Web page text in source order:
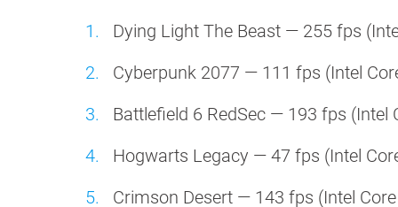
Dying Light The Beast — 255 fps
Cyberpunk 2077 — 111 fps (Intel
Battlefield 6 RedSec — 193 fps (Intel
Hogwarts Legacy — 47 fps (Intel
Crimson Desert — 143 fps (Intel